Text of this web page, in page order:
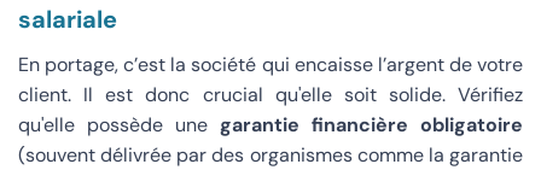
salariale
En portage, c’est la société qui encaisse l’argent de votre
client. Il est donc crucial qu'elle soit solide. Vérifiez
qu'elle possède une garantie financière obligatoire
(souvent délivrée par des organismes comme la garantie